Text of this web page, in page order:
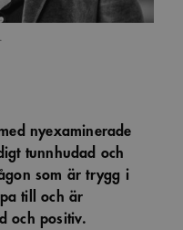
nyexaminerade
tunnhudad och
som är trygg i
till och är
och positiv.